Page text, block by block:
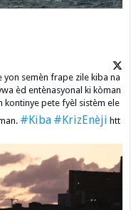
yon semèn frape zile kiba na
èd entènasyonal ki kòman
kontinye pete fyèl sistèm ele
#Kiba #KrizEnèji htt